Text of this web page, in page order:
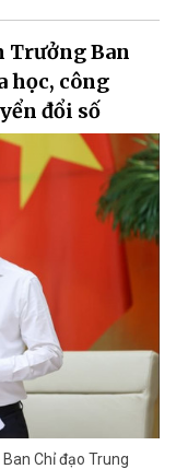
Trưởng Ban
học, công
đổi số
Chỉ đạo Trung